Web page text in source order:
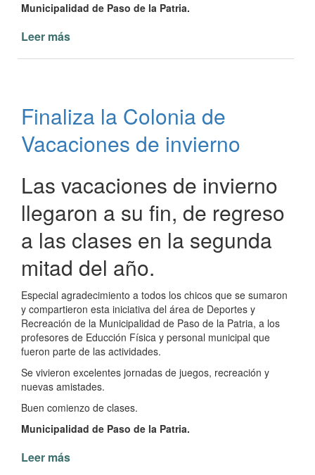
Municipalidad de Paso de la Patria.
Leer más
la
Dirección
de
municipal
Finaliza la Colonia de
Vacaciones de invierno
Las vacaciones de invierno
llegaron a su fin, de regreso
a las clases en la segunda
mitad del año.
Especial agradecimiento a todos los chicos que se sumaron
y compartieron esta iniciativa del área de Deportes y
Recreación de la Municipalidad de Paso de la Patria, a los
profesores de Educción Física y personal municipal que
fueron parte de las actividades.
Se vivieron excelentes jornadas de juegos, recreación y
nuevas amistades.
Buen comienzo de clases.
Municipalidad de Paso de la Patria.
Leer más